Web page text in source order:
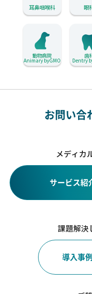
耳鼻咽喉科 眼
動物病院
Animary byGMO
歯
Dentry
お問い合
メディカ
サービス紹
課題解決
導入事